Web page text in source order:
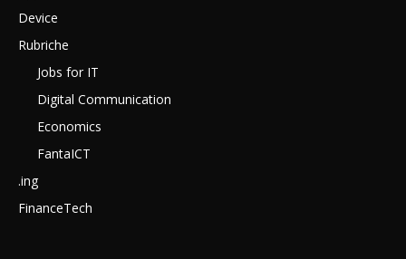
Device
Rubriche
Jobs for IT
Digital Communication
Economics
FantaICT
.ing
FinanceTech